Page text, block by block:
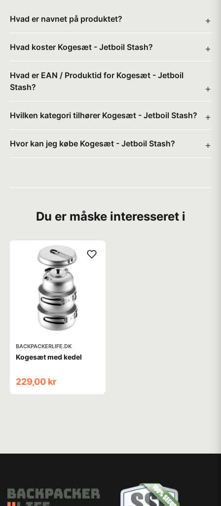
Hvad er navnet på produktet?
Hvad koster Kogesæt - Jetboil Stash?
Hvad er EAN / Produktid for Kogesæt - Jetboil
Stash?
Hvilken kategori tilhører Kogesæt - Jetboil Stash?
Hvor kan jeg købe Kogesæt - Jetboil Stash?
Du er måske interesseret i
BACKPACKERLIFE.DK
Kogesæt med kedel
229,00 kr